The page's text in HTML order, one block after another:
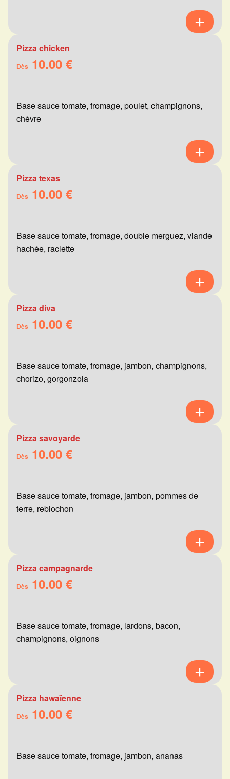
Pizza chicken
Dès 10.00 €
Base sauce tomate, fromage, poulet, champignons,
chèvre
Pizza texas
Dès 10.00 €
Base sauce tomate, fromage, double merguez, viande
hachée, raclette
Pizza diva
Dès 10.00 €
Base sauce tomate, fromage, jambon, champignons,
chorizo, gorgonzola
Pizza savoyarde
Dès 10.00 €
Base sauce tomate, fromage, jambon, pommes de
terre, reblochon
Pizza campagnarde
Dès 10.00 €
Base sauce tomate, fromage, lardons, bacon,
champignons, oignons
Pizza hawaïenne
Dès 10.00 €
Base sauce tomate, fromage, jambon, ananas